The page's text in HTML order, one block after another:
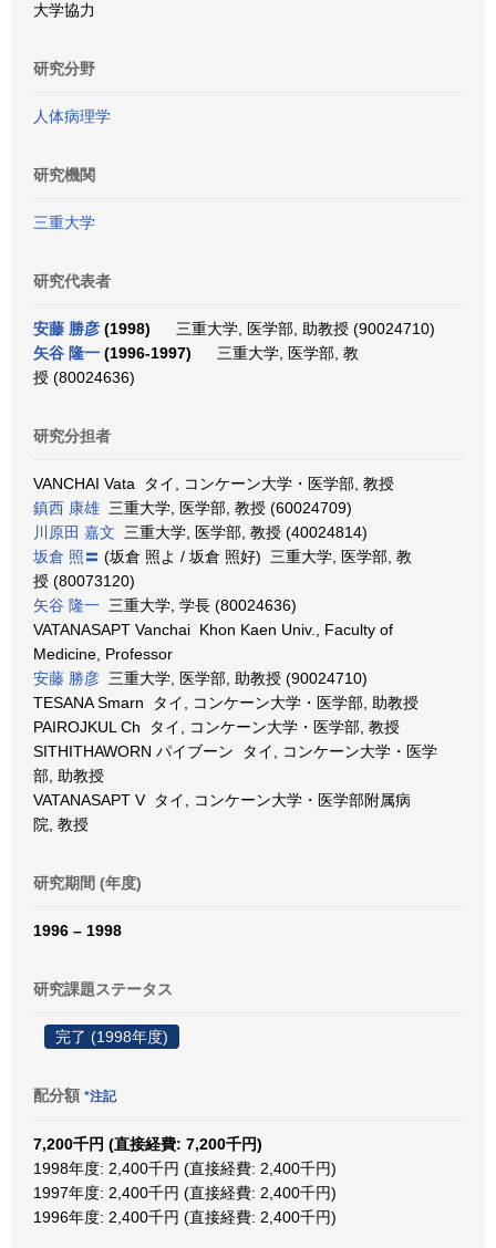
大学協力
研究分野
人体病理学
研究機関
三重大学
研究代表者
安藤 勝彦 (1998)
三重大学, 医学部, 助教授 (90024710)
矢谷 隆一 (1996-1997)
三重大学, 医学部, 教
授 (80024636)
研究分担者
VANCHAI Vata タイ, コンケーン大学・医学部, 教授
鎮西 康雄 三重大学, 医学部, 教授 (60024709)
川原田 嘉文 三重大学, 医学部, 教授 (40024814)
坂倉 照〓 (坂倉 照よ / 坂倉 照好) 三重大学, 医学部, 教
授 (80073120)
矢谷 隆一 三重大学, 学長 (80024636)
VATANASAPT Vanchai Khon Kaen Univ., Faculty of
Medicine, Professor
安藤 勝彦 三重大学, 医学部, 助教授 (90024710)
TESANA Smarn タイ, コンケーン大学・医学部, 助教授
PAIROJKUL Ch タイ, コンケーン大学・医学部, 教授
SITHITHAWORN パイブーン タイ, コンケーン大学・医学
部, 助教授
VATANASAPT V タイ, コンケーン大学・医学部附属病
院, 教授
研究期間 (年度)
1996 – 1998
研究課題ステータス
完了 (1998年度)
配分額 *注記
7,200千円 (直接経費: 7,200千円)
1998年度: 2,400千円 (直接経費: 2,400千円)
1997年度: 2,400千円 (直接経費: 2,400千円)
1996年度: 2,400千円 (直接経費: 2,400千円)